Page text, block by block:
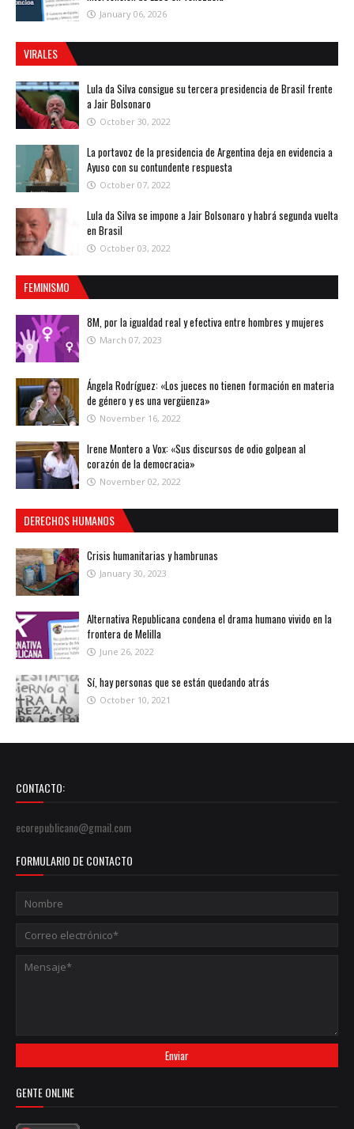
January 06, 2026
VIRALES
Lula da Silva consigue su tercera presidencia de Brasil frente
a Jair Bolsonaro
October 30, 2022
La portavoz de la presidencia de Argentina deja en evidencia a
Ayuso con su contundente respuesta
October 07, 2022
Lula da Silva se impone a Jair Bolsonaro y habrá segunda vuelta
en Brasil
October 03, 2022
FEMINISMO
8M, por la igualdad real y efectiva entre hombres y mujeres
March 07, 2023
Ángela Rodríguez: «Los jueces no tienen formación en materia
de género y es una vergüenza»
November 16, 2022
Irene Montero a Vox: «Sus discursos de odio golpean al
corazón de la democracia»
November 02, 2022
DERECHOS HUMANOS
Crisis humanitarias y hambrunas
January 30, 2023
Alternativa Republicana condena el drama humano vivido en la
frontera de Melilla
June 26, 2022
Sí, hay personas que se están quedando atrás
October 10, 2021
CONTACTO:
ecorepublicano@gmail.com
FORMULARIO DE CONTACTO
GENTE ONLINE